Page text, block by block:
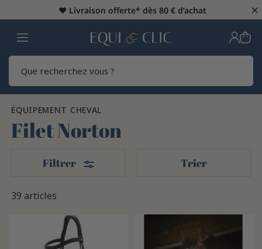
♥️ Livraison offerte* dès 80 € d’achat ×
Home
ÉQUIPEMENT CHEVAL
Filet Norton
39 articles
Filtrer Filters Trier